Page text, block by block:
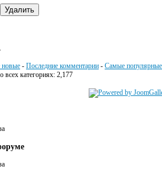
- Последние комментарии - Самые популярные
всех категориях: 2,177